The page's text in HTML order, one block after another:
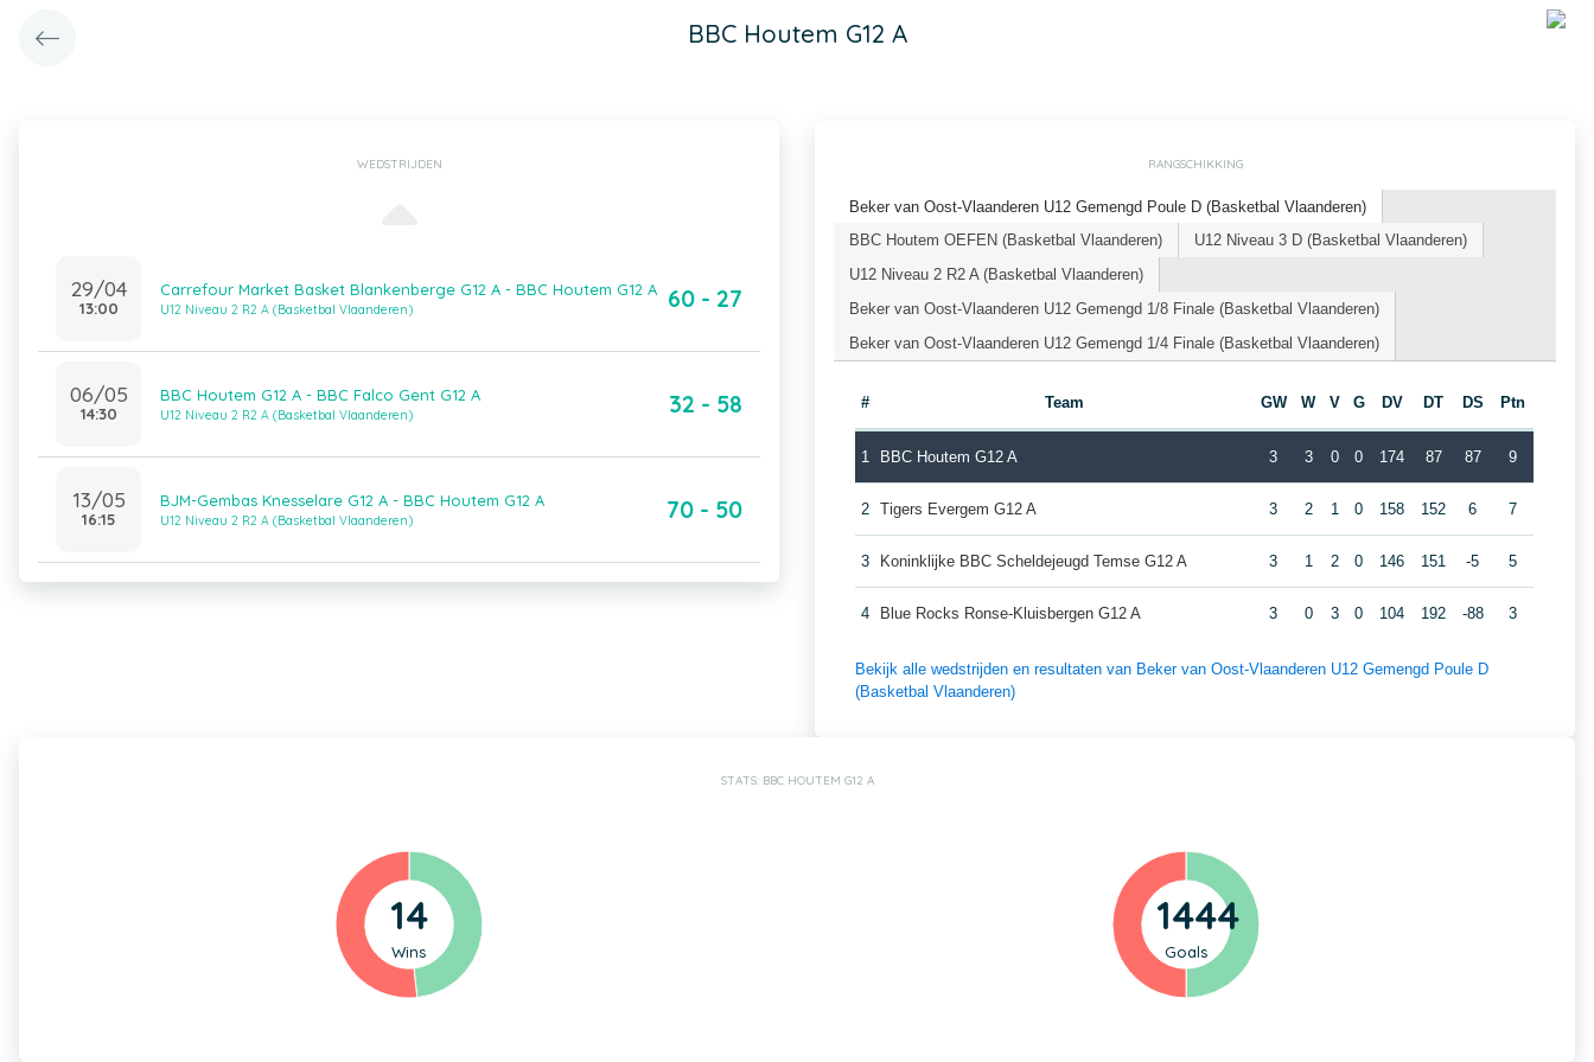
BBC Houtem G12 A
WEDSTRIJDEN
29/04
13:00
Carrefour Market Basket Blankenberge G12 A - BBC Houtem G12 A
U12 Niveau 2 R2 A (Basketbal Vlaanderen) 60 - 27
06/05
14:30
BBC Houtem G12 A - BBC Falco Gent G12 A
U12 Niveau 2 R2 A (Basketbal Vlaanderen) 32 - 58
13/05
16:15
BJM-Gembas Knesselare G12 A - BBC Houtem G12 A
U12 Niveau 2 R2 A (Basketbal Vlaanderen) 70 - 50
RANGSCHIKKING
Beker van Oost-Vlaanderen U12 Gemengd Poule D (Basketbal Vlaanderen)
BBC Houtem OEFEN (Basketbal Vlaanderen)
U12 Niveau 3 D (Basketbal Vlaanderen)
U12 Niveau 2 R2 A (Basketbal Vlaanderen)
Beker van Oost-Vlaanderen U12 Gemengd 1/8 Finale (Basketbal Vlaanderen)
Beker van Oost-Vlaanderen U12 Gemengd 1/4 Finale (Basketbal Vlaanderen)
# Team GW W V G DV DT DS Ptn
1 BBC Houtem G12 A 3 3 0 0 174 87 87 9
2 Tigers Evergem G12 A 3 2 1 0 158 152 6 7
3 Koninklijke BBC Scheldejeugd Temse G12 A 3 1 2 0 146 151 -5 5
4 Blue Rocks Ronse-Kluisbergen G12 A 3 0 3 0 104 192 -88 3
Bekijk alle wedstrijden en resultaten van Beker van Oost-Vlaanderen U12 Gemengd Poule D
(Basketbal Vlaanderen)
STATS: BBC HOUTEM G12 A
14
Wins
1444
Goals